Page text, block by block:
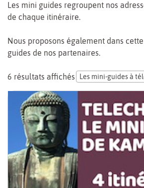
Les mini guides regroupent nos
de chaque itinéraire.
Nous proposons également dans
guides de nos partenaires.
6 résultats affichés